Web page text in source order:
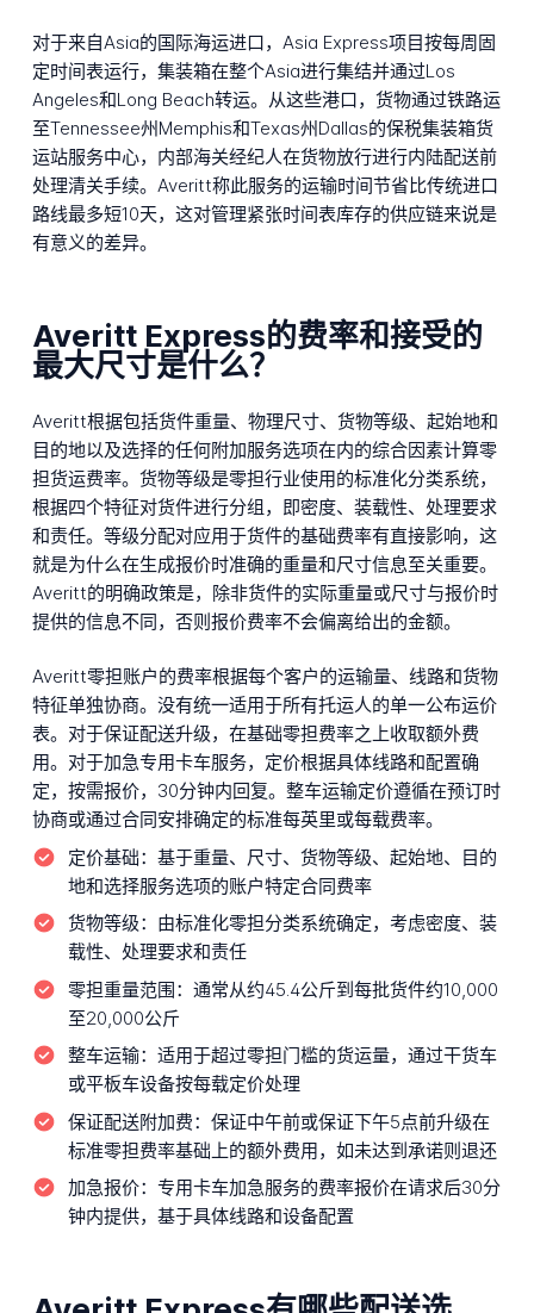
对于来自Asia的国际海运进口，Asia Express项目按每周固
定时间表运行，集装箱在整个Asia进行集结并通过Los
Angeles和Long Beach转运。从这些港口，货物通过铁路运
至Tennessee州Memphis和Texas州Dallas的保税集装箱货
运站服务中心，内部海关经纪人在货物放行进行内陆配送前
处理清关手续。Averitt称此服务的运输时间节省比传统进口
路线最多短10天，这对管理紧张时间表库存的供应链来说是
有意义的差异。
Averitt Express的费率和接受的
最大尺寸是什么？
Averitt根据包括货件重量、物理尺寸、货物等级、起始地和
目的地以及选择的任何附加服务选项在内的综合因素计算零
担货运费率。货物等级是零担行业使用的标准化分类系统，
根据四个特征对货件进行分组，即密度、装载性、处理要求
和责任。等级分配对应用于货件的基础费率有直接影响，这
就是为什么在生成报价时准确的重量和尺寸信息至关重要。
Averitt的明确政策是，除非货件的实际重量或尺寸与报价时
提供的信息不同，否则报价费率不会偏离给出的金额。
Averitt零担账户的费率根据每个客户的运输量、线路和货物
特征单独协商。没有统一适用于所有托运人的单一公布运价
表。对于保证配送升级，在基础零担费率之上收取额外费
用。对于加急专用卡车服务，定价根据具体线路和配置确
定，按需报价，30分钟内回复。整车运输定价遵循在预订时
协商或通过合同安排确定的标准每英里或每载费率。
定价基础： 基于重量、尺寸、货物等级、起始地、目的
地和选择服务选项的账户特定合同费率
货物等级： 由标准化零担分类系统确定，考虑密度、装
载性、处理要求和责任
零担重量范围： 通常从约45.4公斤到每批货件约10,000
至20,000公斤
整车运输： 适用于超过零担门槛的货运量，通过干货车
或平板车设备按每载定价处理
保证配送附加费： 保证中午前或保证下午5点前升级在
标准零担费率基础上的额外费用，如未达到承诺则退还
加急报价： 专用卡车加急服务的费率报价在请求后30分
钟内提供，基于具体线路和设备配置